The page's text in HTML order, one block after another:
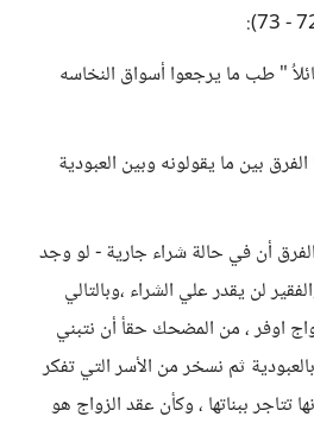
" طب ما يرجعوا أسواق النخاسه
بين ما يقولونه وبين العبودية
أن في حالة شراء جارية - لو وجد
لن يقدر علي الشراء ،وبالتالي
اوفر ، من المضحك حقأ أن نتبني
ثم نسخر من الأسر التي تفكر
تتاجر ببناتها ، وكأن عقد الزواج هو